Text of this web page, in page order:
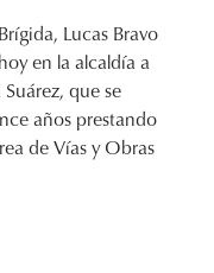
Lucas Bravo
en la alcaldía a
que se
años prestando
de Vías y Obras